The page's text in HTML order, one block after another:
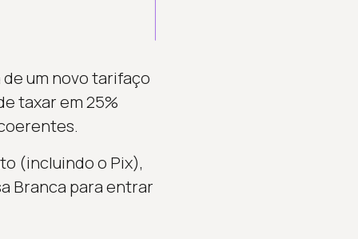
um novo tarifaço
taxar em 25%
(incluindo o Pix),
Branca para entrar